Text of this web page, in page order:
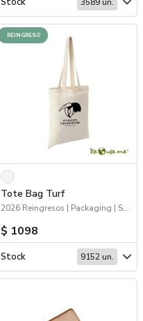
3589 un.
REINGRESO
Tote Bag Turf
2026 Reingresos | Packaging | Sustentables | Bolsas y Tote Bags
$ 1098
Stock 9152 un.